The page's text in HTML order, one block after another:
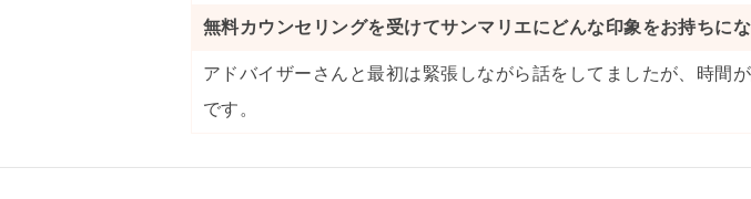
無料カウンセリングを受けてサンマリエにどんな印象をお持ちに
アドバイザーさんと最初は緊張しながら話をしてましたが、時間
です。